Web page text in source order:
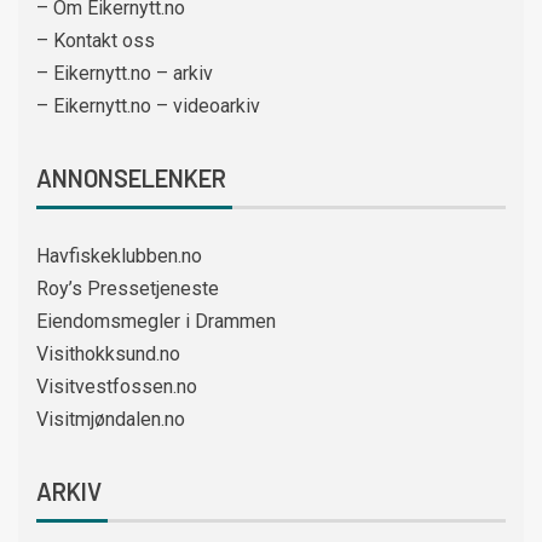
– Om Eikernytt.no
– Kontakt oss
– Eikernytt.no – arkiv
– Eikernytt.no – videoarkiv
ANNONSELENKER
Havfiskeklubben.no
Roy’s Pressetjeneste
Eiendomsmegler i Drammen
Visithokksund.no
Visitvestfossen.no
Visitmjøndalen.no
ARKIV